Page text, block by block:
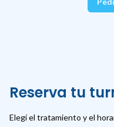
Reserva tu
Elegí el tratamiento y el